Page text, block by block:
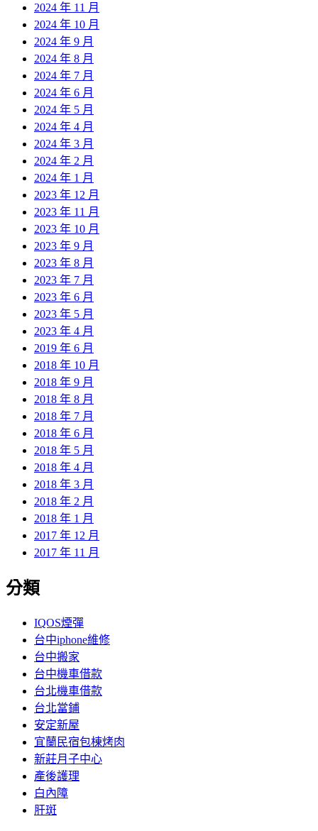
2024 年 11 月
2024 年 10 月
2024 年 9 月
2024 年 8 月
2024 年 7 月
2024 年 6 月
2024 年 5 月
2024 年 4 月
2024 年 3 月
2024 年 2 月
2024 年 1 月
2023 年 12 月
2023 年 11 月
2023 年 10 月
2023 年 9 月
2023 年 8 月
2023 年 7 月
2023 年 6 月
2023 年 5 月
2023 年 4 月
2019 年 6 月
2018 年 10 月
2018 年 9 月
2018 年 8 月
2018 年 7 月
2018 年 6 月
2018 年 5 月
2018 年 4 月
2018 年 3 月
2018 年 2 月
2018 年 1 月
2017 年 12 月
2017 年 11 月
分類
IQOS煙彈
台中iphone維修
台中搬家
台中機車借款
台北機車借款
台北當鋪
安定新屋
宜蘭民宿包棟烤肉
新莊月子中心
產後護理
白內障
肝斑